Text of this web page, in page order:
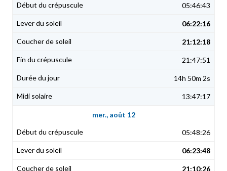
05:46:43
06:22:16
21:12:18
21:47:51
14h 50m 2s
13:47:17
mer., août 12
05:48:26
06:23:48
21:10:26